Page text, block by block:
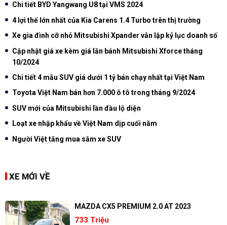
Chi tiết BYD Yangwang U8 tại VMS 2024
4 lợi thế lớn nhất của Kia Carens 1.4 Turbo trên thị trường
Xe gia đình cỡ nhỏ Mitsubishi Xpander vẫn lập kỷ lục doanh số
Cập nhật giá xe kèm giá lăn bánh Mitsubishi Xforce tháng
10/2024
Chi tiết 4 mẫu SUV giá dưới 1 tỷ bán chạy nhất tại Việt Nam
Toyota Việt Nam bán hơn 7.000 ô tô trong tháng 9/2024
SUV mới của Mitsubishi lần đầu lộ diện
Loạt xe nhập khẩu về Việt Nam dịp cuối năm
Người Việt tăng mua sắm xe SUV
XE MỚI VỀ
MAZDA CX5 PREMIUM 2.0 AT 2023
733 Triệu